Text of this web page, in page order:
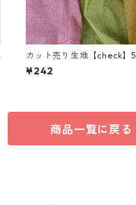
カット売り生地【check】
以上10cm単位
¥242
商品一覧に戻る